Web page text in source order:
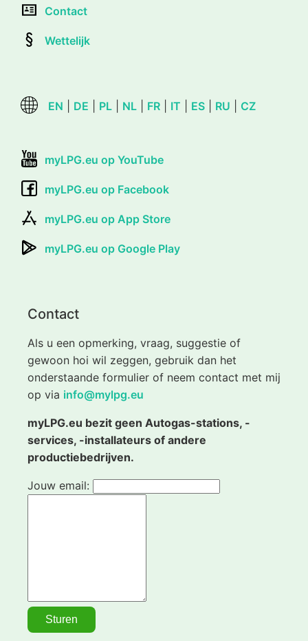
Contact
Wettelijk
EN DE PL NL FR IT ES RU CZ
myLPG.eu op YouTube
myLPG.eu op Facebook
myLPG.eu op App Store
myLPG.eu op Google Play
Contact
Als u een opmerking, vraag, suggestie of
gewoon hoi wil zeggen, gebruik dan het
onderstaande formulier of neem contact met mij
op via info@mylpg.eu
myLPG.eu bezit geen Autogas-stations, -
services, -installateurs of andere
productiebedrijven.
Jouw email: